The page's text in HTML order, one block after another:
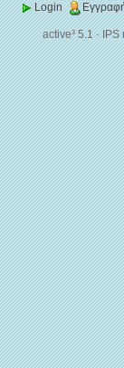
Login
active³ 5.1·IPS